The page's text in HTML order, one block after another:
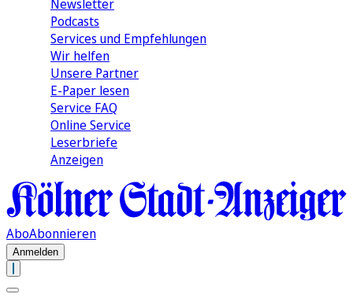
Newsletter
Podcasts
Services und Empfehlungen
Wir helfen
Unsere Partner
E-Paper lesen
Service FAQ
Online Service
Leserbriefe
Anzeigen
AboAbonnieren
Anmelden